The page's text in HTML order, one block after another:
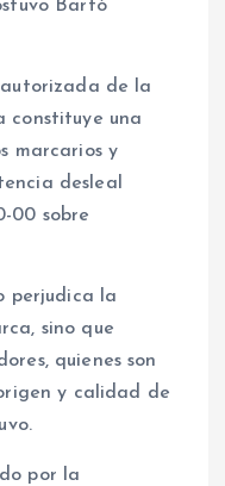
Bartó
de la
constituye una
marcarios y
desleal
00 sobre
perjudica la
sino que
quienes son
y calidad de
por la